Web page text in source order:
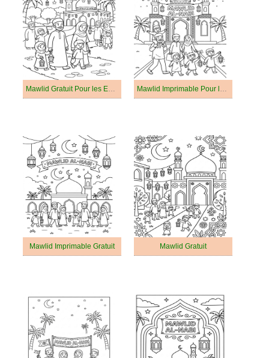
Mawlid Gratuit Pour les Enfants Mawlid Imprimable Pour les Enfants
Mawlid Imprimable Gratuit Mawlid Gratuit